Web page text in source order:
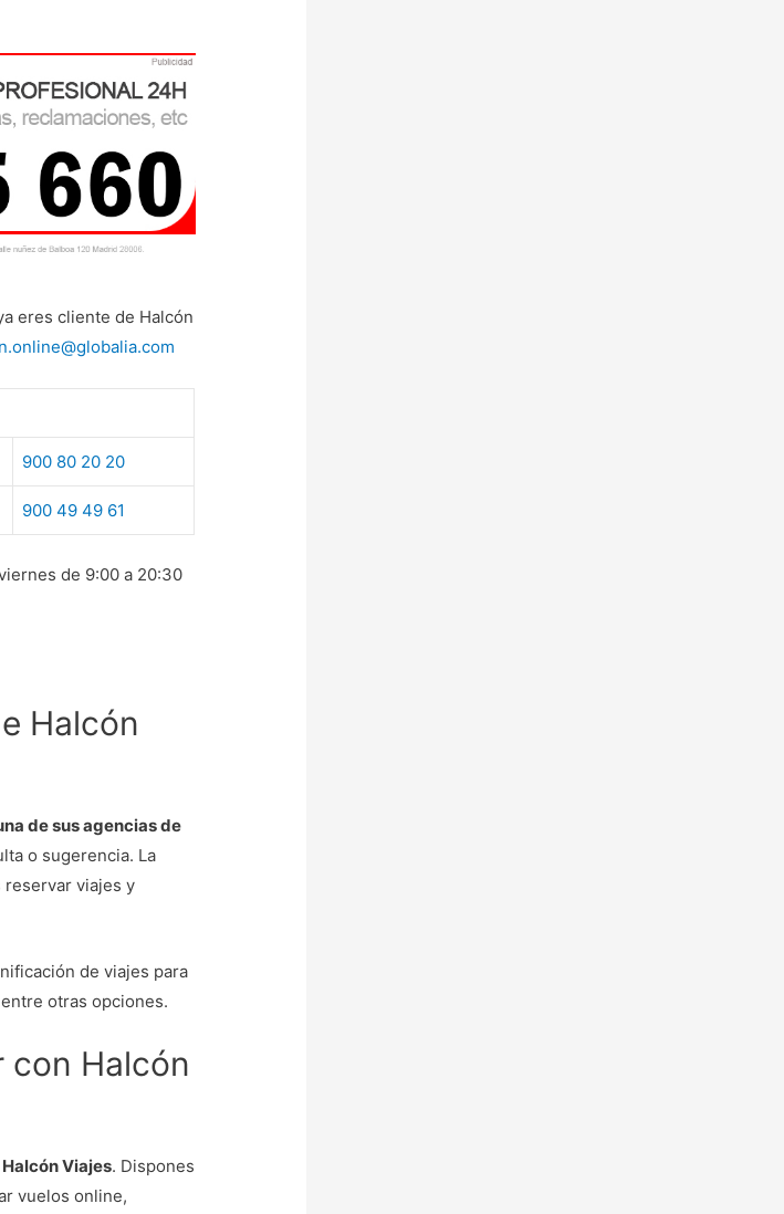
eres cliente de Halcón
900 80 20 20
900 49 49 61
de 9:00 a 20:30
Halcón
de sus agencias de
o sugerencia. La
reservar viajes y
de viajes para
otras opciones.
con Halcón
Viajes. Dispones
vuelos online,